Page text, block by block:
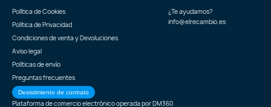
Política de Cookies
Política de Privacidad
Condiciones de venta y Devoluciones
Aviso legal
Políticas de envío
Preguntas frecuentes
Desistimiento de contrato
¿Te ayudamos?
info@elrecambio.es
Plataforma de comercio electrónico operada porDM360